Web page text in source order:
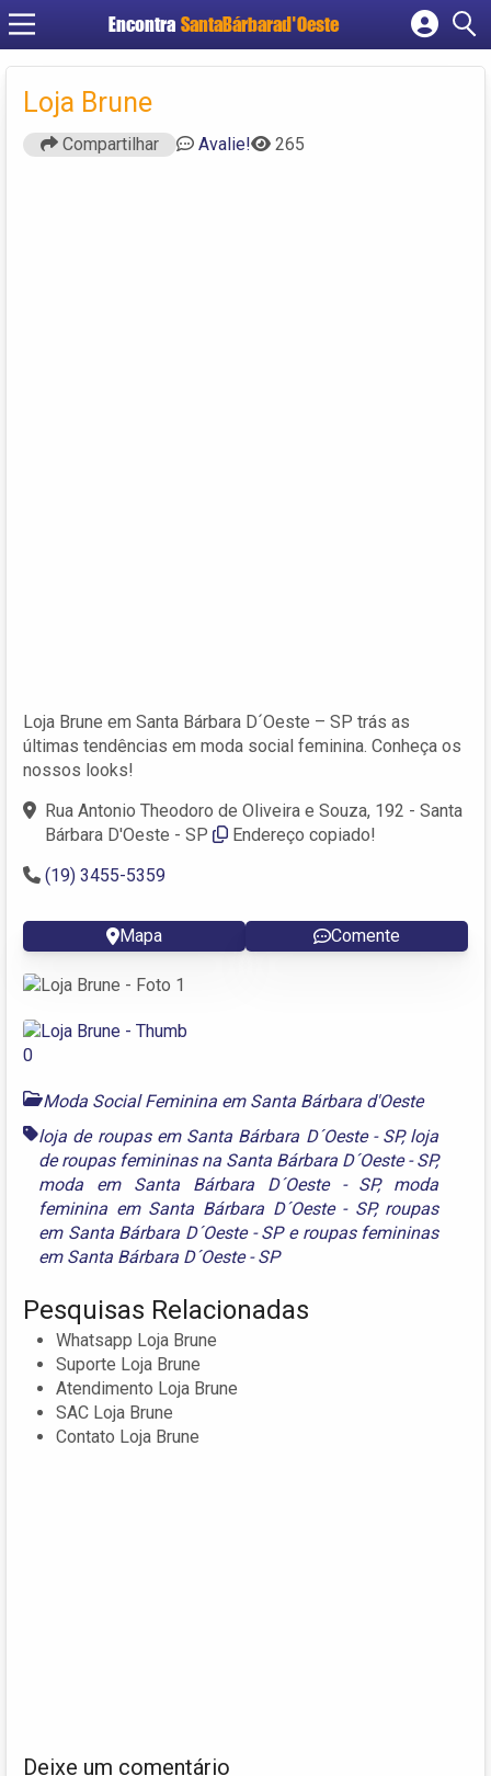
Encontra SantaBárbarad'Oeste
Cadastrar empresa
Loja Brune
Compartilhar Avalie! 265
Loja Brune em Santa Bárbara D´Oeste – SP trás as
últimas tendências em moda social feminina. Conheça os
nossos looks!
Rua Antonio Theodoro de Oliveira e Souza, 192 - Santa
Bárbara D'Oeste - SP
Endereço copiado!
(19) 3455-5359
Mapa Comente
Moda Social Feminina em Santa Bárbara d'Oeste
loja de roupas em Santa Bárbara D´Oeste - SP, loja
de roupas femininas na Santa Bárbara D´Oeste - SP,
moda em Santa Bárbara D´Oeste - SP, moda
feminina em Santa Bárbara D´Oeste - SP, roupas
em Santa Bárbara D´Oeste - SPe roupas femininas
em Santa Bárbara D´Oeste - SP
Pesquisas Relacionadas
Whatsapp Loja Brune
Suporte Loja Brune
Atendimento Loja Brune
SAC Loja Brune
Contato Loja Brune
Deixe um comentário